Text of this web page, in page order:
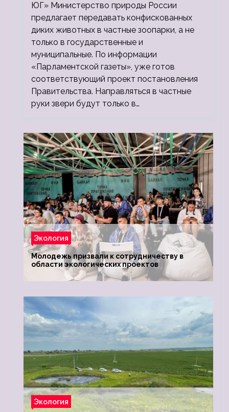
ЮГ» Министерство природы России
предлагает передавать конфискованных
диких животных в частные зоопарки, а не
только в государственные и
муниципальные. По информации
«Парламентской газеты», уже готов
соответствующий проект постановления
Правительства. Направляться в частные
руки звери будут только в…
Экология
Молодежь призвали к сотрудничеству в
области экологических проектов
Экология